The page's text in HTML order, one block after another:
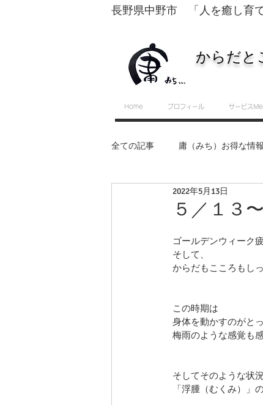
長野県中野市 「人を癒し育て
からだ
Home プロフィール サービス
全ての記事 庸（みち）お得な情報
転換するために必要な５つのスキ
セルフ整体・運動教室
５／１３
2022年5月13日
ゴールデンウィーク
そして、
からだもこころもし
この時期は
身体を動かすのがと
梅雨のような感覚も
そしてそのような状
「浮腫（むくみ）」